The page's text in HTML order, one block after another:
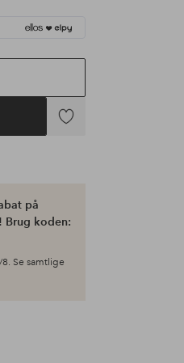
Tilføj
på
Brug koden:
Se samtlige